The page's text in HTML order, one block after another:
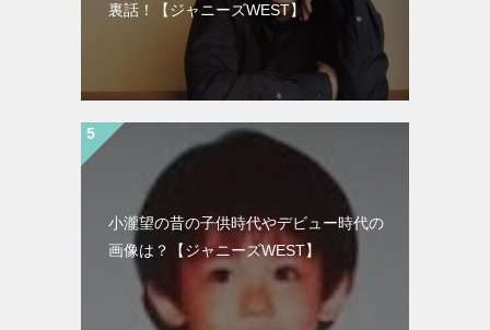
裏話！【ジャニーズWEST】
小瀧望の昔の子供時代やデビュー時代の
画像は？【ジャニーズWEST】